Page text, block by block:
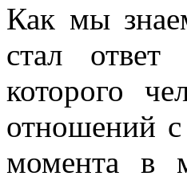
Как мы
стал
которого
отношений
момента в